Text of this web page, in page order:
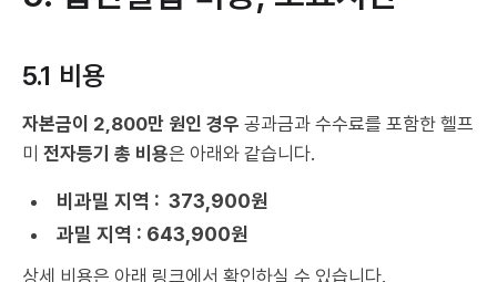
5.1 비용
자본금이 2,800만 원인 경우 공과금과 수수료를 포함한 헬프
미 전자등기 총 비용은 아래와 같습니다.
비과밀 지역 : 373,900원
과밀 지역 : 643,900원
상세 비용은 아래 링크에서 확인하실 수 있습니다.